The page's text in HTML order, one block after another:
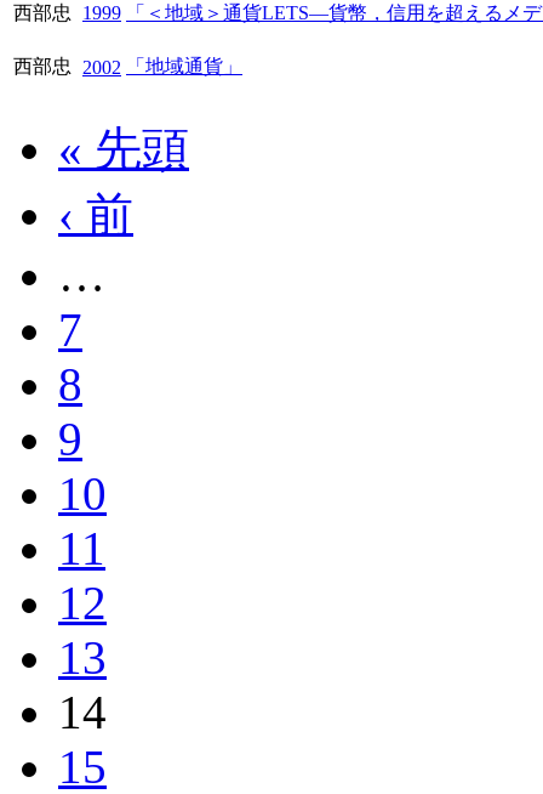
西部忠 1999 「＜地域＞通貨LETS―貨幣，信用を超えるメ
西部忠 2002 「地域通貨」
« 先頭
‹ 前
…
7
8
9
10
11
12
13
14
15